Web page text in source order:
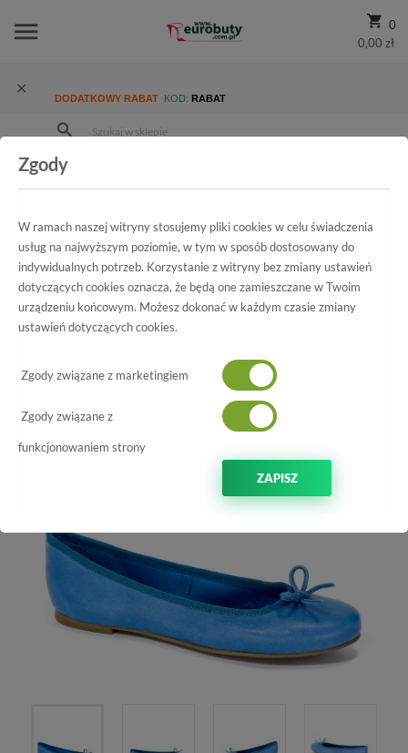
0
0,00 zł
DODATKOWY RABAT KOD: RABAT
Kolekcja damska
Baleriny
Wszystkie produkty
2-22117-28 883 Azur
Zgody
W ramach naszej witryny stosujemy pliki cookies w celu świadczenia
usług na najwyższym poziomie, w tym w sposób dostosowany do
indywidualnych potrzeb. Korzystanie z witryny bez zmiany ustawień
dotyczących cookies oznacza, że będą one zamieszczane w Twoim
urządzeniu końcowym. Możesz dokonać w każdym czasie zmiany
ustawień dotyczących cookies.
Zgody związane z marketingiem
Zgody związane z
funkcjonowaniem strony
ZAPISZ